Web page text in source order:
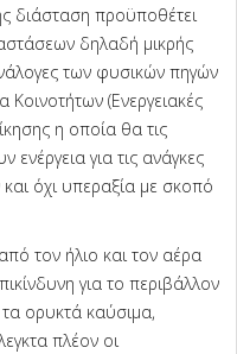
διάσταση προϋποθέτει
δηλαδή μικρής
των φυσικών πηγών
(Ενεργειακές
η οποία θα τις
ενέργεια για τις ανάγκες
όχι υπεραξία με σκοπό
τον ήλιο και τον αέρα
για το περιβάλλον
ορυκτά καύσιμα,
πλέον οι